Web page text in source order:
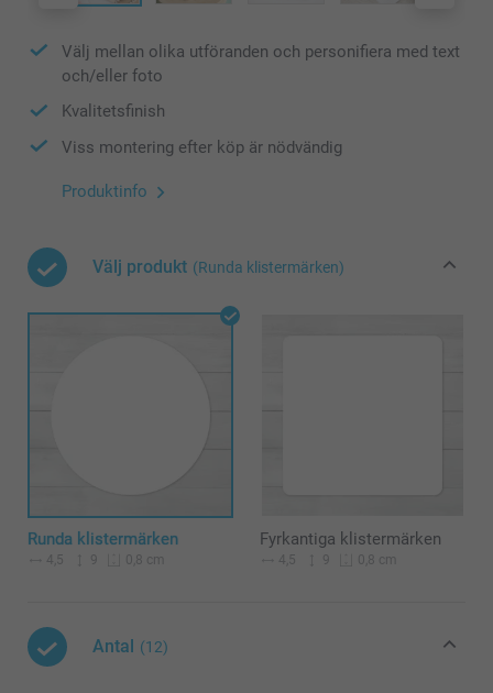
Välj mellan olika utföranden och personifiera med text
och/eller foto
Kvalitetsfinish
Viss montering efter köp är nödvändig
Produktinfo
Välj produkt (Runda klistermärken)
Runda klistermärken
4,5 9 0,8 cm
Fyrkantiga klistermärken
4,5 9 0,8 cm
Antal (12)